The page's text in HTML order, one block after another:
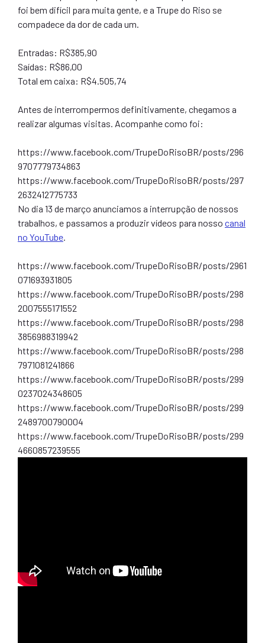
foi bem difícil para muita gente, e a Trupe do Riso se
compadece da dor de cada um.
Entradas: R$385,90
Saídas: R$86,00
Total em caixa: R$4.505,74
Antes de interrompermos definitivamente, chegamos a
realizar algumas visitas. Acompanhe como foi:
https://www.facebook.com/TrupeDoRisoBR/posts/296
9707779734863
https://www.facebook.com/TrupeDoRisoBR/posts/297
2632412775733
No dia 13 de março anunciamos a interrupção de nossos
trabalhos, e passamos a produzir vídeos para nosso canal
no YouTube.
https://www.facebook.com/TrupeDoRisoBR/posts/2961
071693931805
https://www.facebook.com/TrupeDoRisoBR/posts/298
2007555171552
https://www.facebook.com/TrupeDoRisoBR/posts/298
3856988319942
https://www.facebook.com/TrupeDoRisoBR/posts/298
7971081241866
https://www.facebook.com/TrupeDoRisoBR/posts/299
0237024348605
https://www.facebook.com/TrupeDoRisoBR/posts/299
2489700790004
https://www.facebook.com/TrupeDoRisoBR/posts/299
4660857239555